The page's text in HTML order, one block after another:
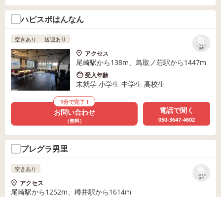
ハピスポはんなん
リストに
保存
空きあり 送迎あり
アクセス
尾崎駅から138m、鳥取ノ荘駅から1447m
受入年齢
未就学 小学生 中学生 高校生
1分で完了！
お問い合わせ
（無料）
電話で聞く
050-3647-4602
プレグラ男里
リストに
保存
空きあり
アクセス
尾崎駅から1252m、樽井駅から1614m